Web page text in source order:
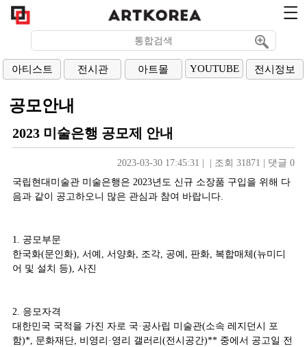
아티스트 전시관 아트몰 YOUTUBE 전시정보
공모안내
2023 미술은행 공모제 안내
2023-03-30 17:45:31 조회 31871
댓글 0
국립현대미술관 미술은행은 2023년도 신규 소장품 구입을 위해 다
음과 같이 공고하오니 많은 관심과 참여 바랍니다.
1. 공모부문
한국화(문인화), 서예, 서양화, 조각, 공예, 판화, 복합매체(뉴미디
어 및 설치 등), 사진
2. 응모자격
대한민국 국적을 가진 자로 국·공사립 미술관(소속 레지던시 포
함)*, 문화재단, 비영리·영리 갤러리(전시공간)** 중에서 공고일 전